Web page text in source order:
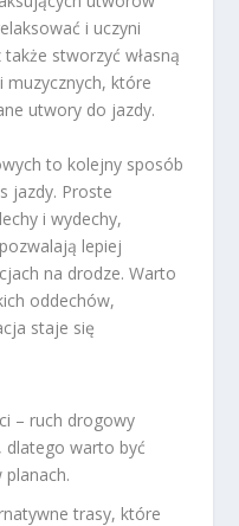
i uczyni
stworzyć własną
muzycznych, które
utwory do jazdy.
to kolejny sposób
jazdy. Proste
i wydechy,
lepiej
na drodze. Warto
oddechów,
staje się
– ruch drogowy
dlatego warto być
trasy, które